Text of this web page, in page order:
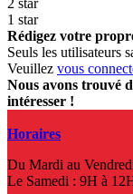
2 star
1 star
Rédigez votre
Seuls les utilisateurs
Veuillez vous
Nous avons trouvé
intéresser !
Horaires
Du Mardi au
Le Samedi : 9H à